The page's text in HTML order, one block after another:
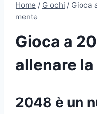
Home / Giochi / Gioca
mente
Gioca a
allenare
2048 è un